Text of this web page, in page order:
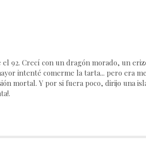
92. Crecí con un dragón morado, un
intenté comerme la tarta... pero era
mortal. Y por si fuera poco, dirijo una